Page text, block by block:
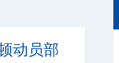
动员部